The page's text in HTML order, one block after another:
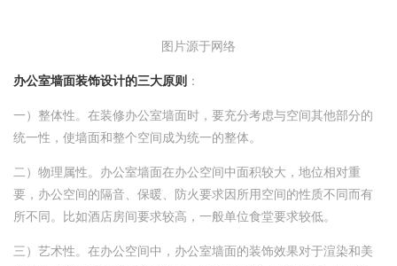
图片源于网络
办公室墙面装饰设计的三大原则 ：
一）整体性。在装修办公室墙面时，要充分考虑与空间其他部分的
统一性，使墙面和整个空间成为统一的整体。
二）物理属性。办公室墙面在办公空间中面积较大，地位相对重
要，办公空间的隔音、保暖、防火要求因所用空间的性质不同而有
所不同。比如酒店房间要求较高，一般单位食堂要求较低。
三）艺术性。在办公空间中，办公室墙面的装饰效果对于渲染和美